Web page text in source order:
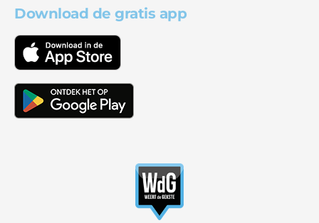
Download de gratis app